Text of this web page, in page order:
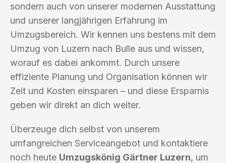
sondern auch von unserer modernen Ausstattung
und unserer langjährigen Erfahrung im
Umzugsbereich. Wir kennen uns bestens mit dem
Umzug von Luzern nach Bulle aus und wissen,
worauf es dabei ankommt. Durch unsere
effiziente Planung und Organisation können wir
Zeit und Kosten einsparen – und diese Ersparnis
geben wir direkt an dich weiter.
Überzeuge dich selbst von unserem
umfangreichen Serviceangebot und kontaktiere
noch heute Umzugskönig Gärtner Luzern, um